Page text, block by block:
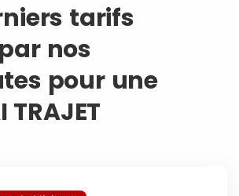
tarifs
nos
pour une
TRAJET